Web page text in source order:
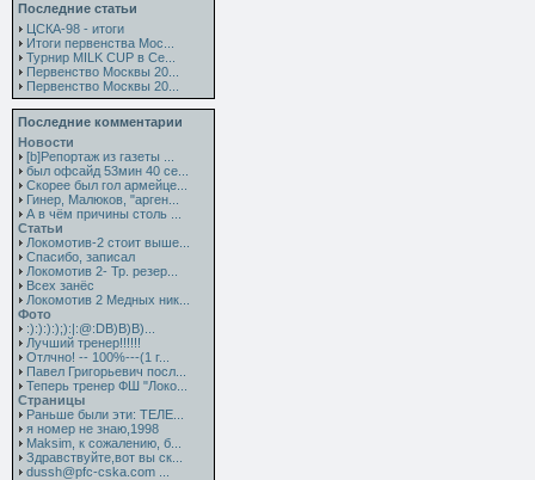
Последние статьи
ЦСКА-98 - итоги
Итоги первенства Мос...
Турнир MILK CUP в Се...
Первенство Москвы 20...
Первенство Москвы 20...
Последние комментарии
Новости
[b]Репортаж из газеты ...
был офсайд 53мин 40 се...
Скорее был гол армейце...
Гинер, Малюков, "арген...
А в чём причины столь ...
Статьи
Локомотив-2 стоит выше...
Спасибо, записал
Локомотив 2- Тр. резер...
Всех занёс
Локомотив 2 Медных ник...
Фото
:):):):);):|:@:DB)B)B)...
Лучший тренер!!!!!!
Отлчно! -- 100%---(1 г...
Павел Григорьевич посл...
Теперь тренер ФШ "Локо...
Страницы
Раньше были эти: ТЕЛЕ...
я номер не знаю,1998
Maksim, к сожалению, б...
Здравствуйте,вот вы ск...
dussh@pfc-cska.com ...